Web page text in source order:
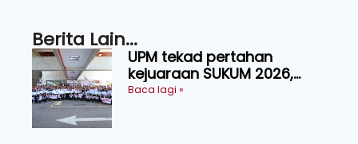
Berita Lain...
UPM tekad pertahan
kejuaraan SUKUM 2026,
sasar 16 pingat emas
Baca lagi »